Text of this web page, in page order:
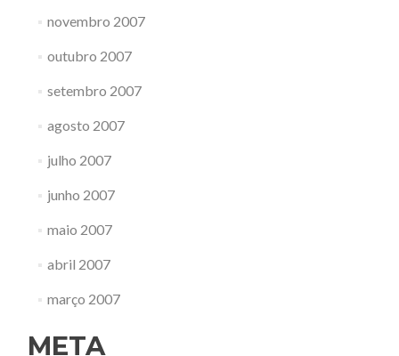
novembro 2007
outubro 2007
setembro 2007
agosto 2007
julho 2007
junho 2007
maio 2007
abril 2007
março 2007
META